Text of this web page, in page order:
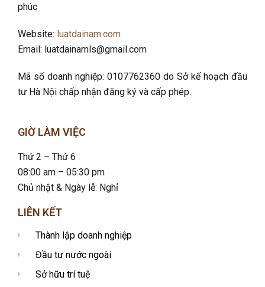
phúc
Website: luatdainam.com
Email: luatdainamls@gmail.com
Mã số doanh nghiệp: 0107762360 do Sở kế hoạch đầu
tư Hà Nội chấp nhận đăng ký và cấp phép.
GIỜ LÀM VIỆC
Thứ 2 – Thứ 6
08:00 am – 05:30 pm
Chủ nhật & Ngày lễ: Nghỉ
LIÊN KẾT
Thành lập doanh nghiệp
Đầu tư nước ngoài
Sở hữu trí tuệ